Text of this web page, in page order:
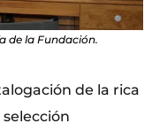
de la Fundación.
de la rica